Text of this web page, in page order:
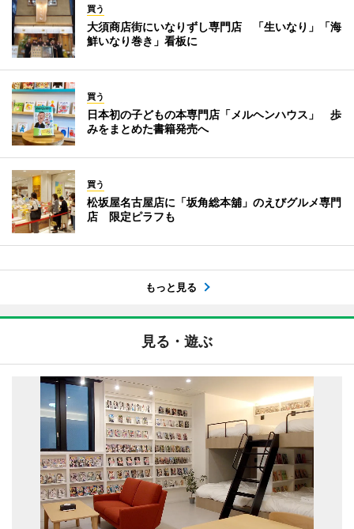
買う
大須商店街にいなりずし専門店 「生いなり」「海
鮮いなり巻き」看板に
買う
日本初の子どもの本専門店「メルヘンハウス」 歩
みをまとめた書籍発売へ
買う
松坂屋名古屋店に「坂角総本舖」のえびグルメ専門
店 限定ピラフも
もっと見る
見る・遊ぶ